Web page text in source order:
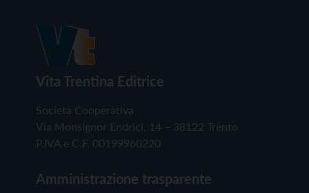
Vita Trentina Editrice
Società Cooperativa
Via Monsignor Endrici, 14 – 38122 Trento
P.IVA e C.F. 00199960220
Amministrazione trasparente